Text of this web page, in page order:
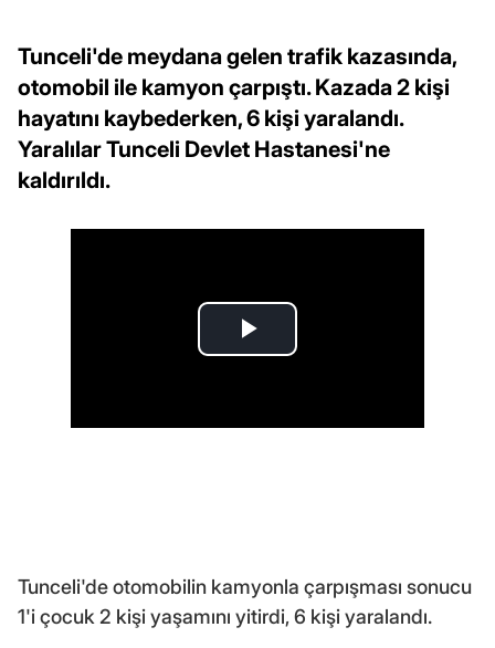
Tunceli'de meydana gelen trafik kazasında,
otomobil ile kamyon çarpıştı. Kazada 2 kişi
hayatını kaybederken, 6 kişi yaralandı.
Yaralılar Tunceli Devlet Hastanesi'ne
kaldırıldı.
Tunceli'de otomobilin kamyonla çarpışması sonucu
1'i çocuk 2 kişi yaşamını yitirdi, 6 kişi yaralandı.